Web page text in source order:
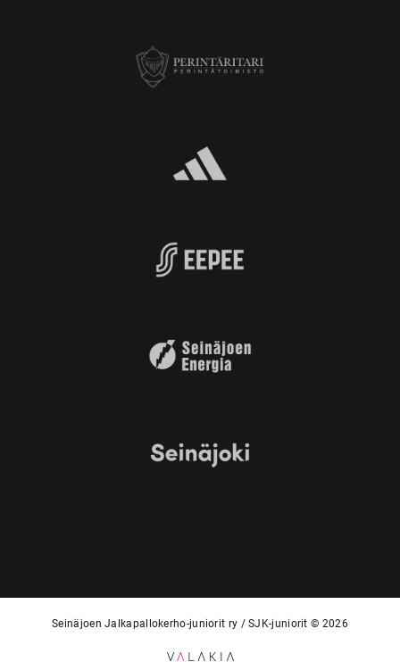
Seinäjoen Jalkapallokerho-juniorit ry / SJK-juniorit © 2026